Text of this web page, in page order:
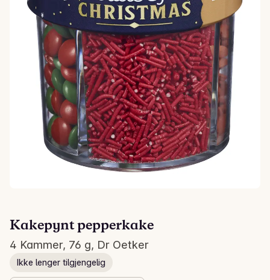
Kakepynt pepperkake
4 Kammer, 76 g, Dr Oetker
Ikke lenger tilgjengelig